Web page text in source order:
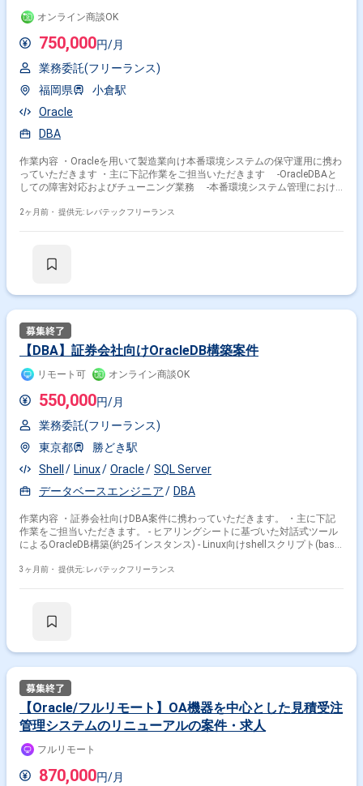
オンライン商談OK
750,000円/月
業務委託(フリーランス)
福岡県
小倉駅
Oracle
DBA
作業内容 ・Oracleを用いて製造業向け本番環境システムの保守運用に携わ
っていただきます ・主に下記作業をご担当いただきます -OracleDBAと
しての障害対応およびチューニング業務 -本番環境システム管理におけ
2ヶ月前・ 提供元: レバテックフリーランス
【DBA】証券会社向けOracleDB構築案件
リモート可 オンライン商談OK
550,000円/月
業務委託(フリーランス)
東京都
勝どき駅
Shell
Linux Oracle
SQL Server
データベースエンジニア
DBA
作業内容 ・証券会社向けDBA案件に携わっていただきます。 ・主に下記
作業をご担当いただきます。 - ヒアリングシートに基づいた対話式ツール
によるOracleDB構築(約25インスタンス) - Linux向けshellスクリプト(bash)
からの問い合わせ対応
3ヶ月前・ 提供元: レバテックフリーランス
【Oracle/フルリモート】OA機器を中心とした見積受注
管理システムのリニューアルの案件・求人
フルリモート
870,000円/月